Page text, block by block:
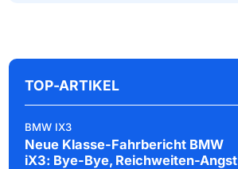
TOP-ARTIKEL
BMW IX3
Neue Klasse-Fahrbericht BMW
iX3: Bye-Bye, Reichweiten-Angst